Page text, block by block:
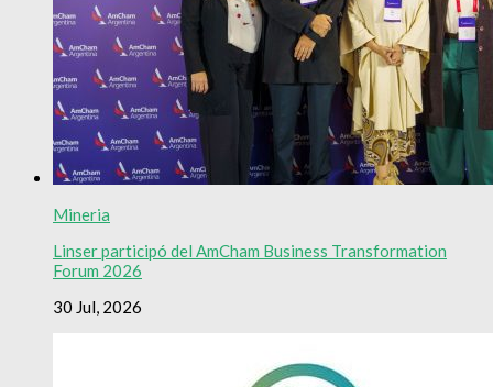
Mineria
Linser participó del AmCham Business Transformation
Forum 2026
30 Jul, 2026